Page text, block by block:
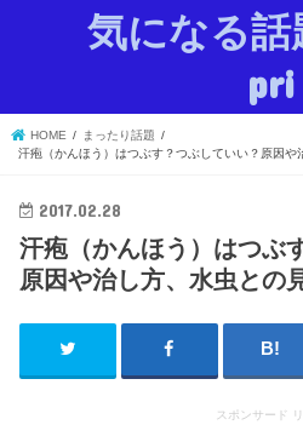
気になる
pri
HOME
まったり話題
汗疱（かんほう）はつぶす？つぶしていい？原因や
2017.02.28
汗疱（かんほう）はつぶ
原因や治し方、水虫との
スポンサード